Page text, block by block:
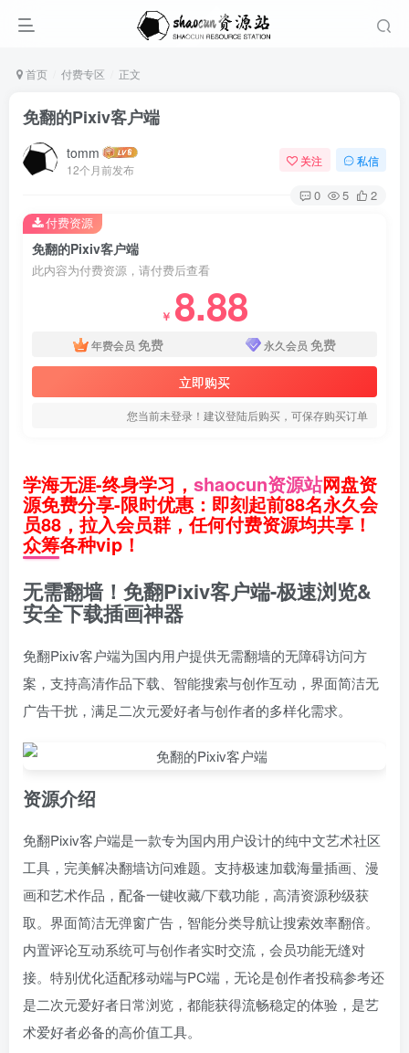
首页 付费专区 正文
免翻的Pixiv客户端
tomm
12个月前发布
关注 私信
0 5 2
免翻的Pixiv客户端
此内容为付费资源，请付费后查看
￥ 8.88
年费会员 免费 永久会员 免费
立即购买
您当前未登录！建议登陆后购买，可保存购买订单
付费资源
学海无涯-终身学习， shaocun资源站网盘资
源免费分享-限时优惠：即刻起前88名永久会
员88，拉入会员群，任何付费资源均共享！
众筹各种vip！
无需翻墙！免翻Pixiv客户端-极速浏览&
安全下载插画神器
免翻Pixiv客户端为国内用户提供无需翻墙的无障碍访问方
案，支持高清作品下载、智能搜索与创作互动，界面简洁无
广告干扰，满足二次元爱好者与创作者的多样化需求。
资源介绍
免翻Pixiv客户端是一款专为国内用户设计的纯中文艺术社区
工具，完美解决翻墙访问难题。支持极速加载海量插画、漫
画和艺术作品，配备一键收藏/下载功能，高清资源秒级获
取。界面简洁无弹窗广告，智能分类导航让搜索效率翻倍。
内置评论互动系统可与创作者实时交流，会员功能无缝对
接。特别优化适配移动端与PC端，无论是创作者投稿参考还
是二次元爱好者日常浏览，都能获得流畅稳定的体验，是艺
术爱好者必备的高价值工具。